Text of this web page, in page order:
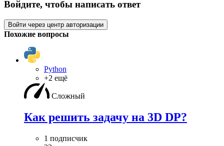
Войдите, чтобы написать ответ
Войти через центр авторизации
Похожие вопросы
Python
+2 ещё
Сложный
Как решить задачу на 3D DP?
1 подписчик